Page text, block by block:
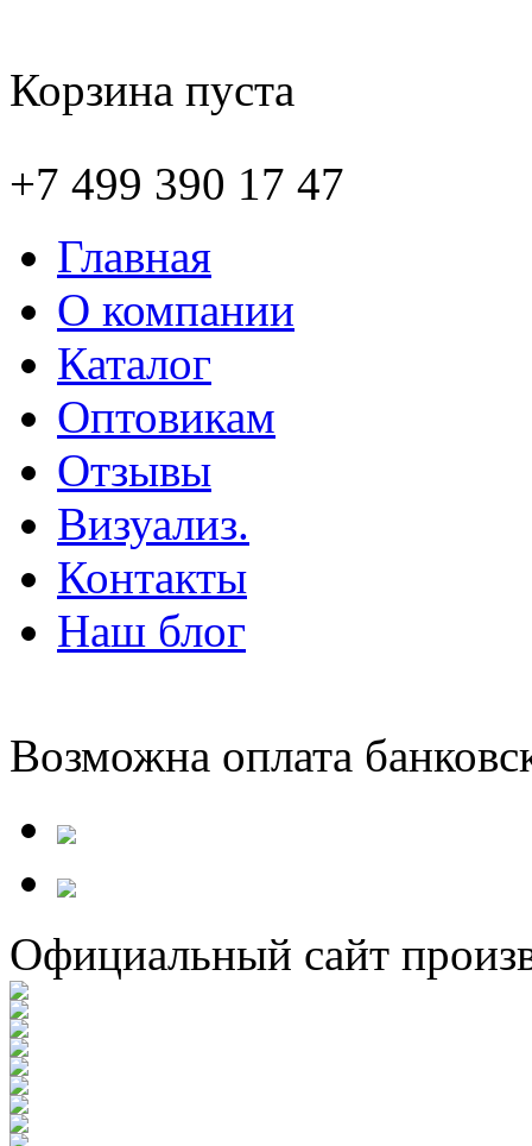
Корзина пуста
+7 499 390 17 47
Главная
О компании
Каталог
Оптовикам
Отзывы
Визуализ.
Контакты
Наш блог
Возможна оплата
Официальный сайт